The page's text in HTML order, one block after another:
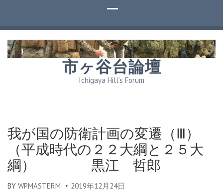
市ヶ谷台論壇
Ichigaya Hill’s Forum
我が国の防衛計画の変遷（Ⅲ）
（平成時代の２２大綱と２５大
綱） 黒江 哲郎
BY WPMASTERM 2019年12月24日